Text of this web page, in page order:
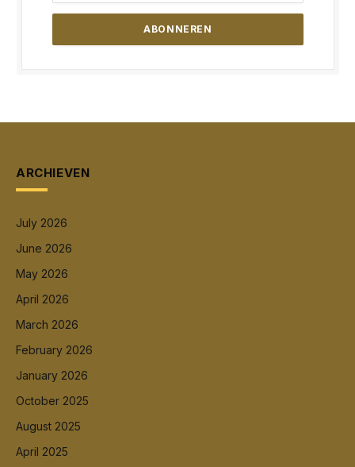
ARCHIEVEN
July 2026
June 2026
May 2026
April 2026
March 2026
February 2026
January 2026
October 2025
August 2025
April 2025